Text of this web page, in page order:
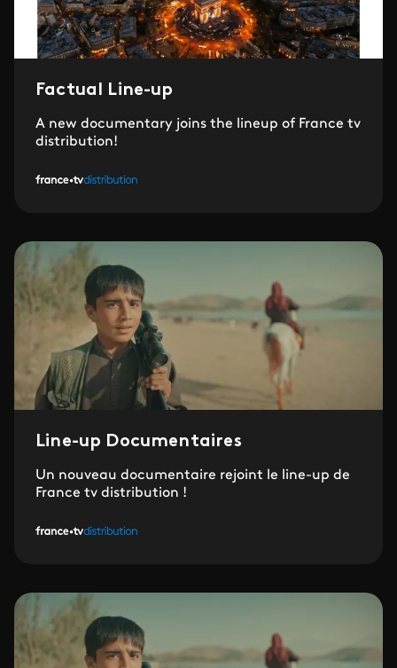
Factual Line-up
A new documentary joins the lineup of France tv
distribution!
Line-up Documentaires
Un nouveau documentaire rejoint le line-up de
France tv distribution !